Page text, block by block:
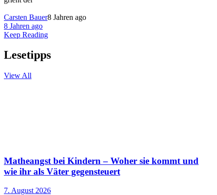
Carsten Bauer8 Jahren ago
8 Jahren ago
Keep Reading
Lesetipps
View All
Matheangst bei Kindern – Woher sie kommt und
wie ihr als Väter gegensteuert
7. August 2026